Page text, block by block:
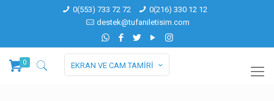
0(553) 733 72 72
0(216) 330 12 12
destek@tufaniletisim.com
0 EKRAN VE CAM TAMİRİ